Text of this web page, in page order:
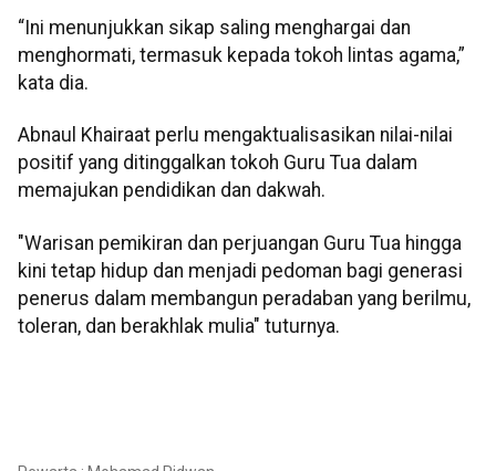
“Ini menunjukkan sikap saling menghargai dan
menghormati, termasuk kepada tokoh lintas agama,”
kata dia.
Abnaul Khairaat perlu mengaktualisasikan nilai-nilai
positif yang ditinggalkan tokoh Guru Tua dalam
memajukan pendidikan dan dakwah.
"Warisan pemikiran dan perjuangan Guru Tua hingga
kini tetap hidup dan menjadi pedoman bagi generasi
penerus dalam membangun peradaban yang berilmu,
toleran, dan berakhlak mulia" tuturnya.